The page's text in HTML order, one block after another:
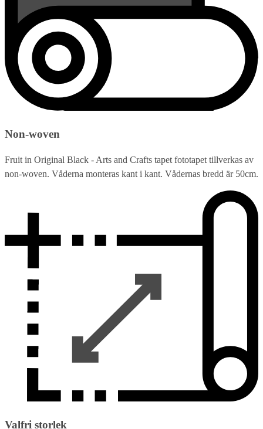
Non-woven
Fruit in Original Black - Arts and Crafts tapet fototapet tillverkas av
non-woven. Våderna monteras kant i kant. Vådernas bredd är 50cm.
Valfri storlek